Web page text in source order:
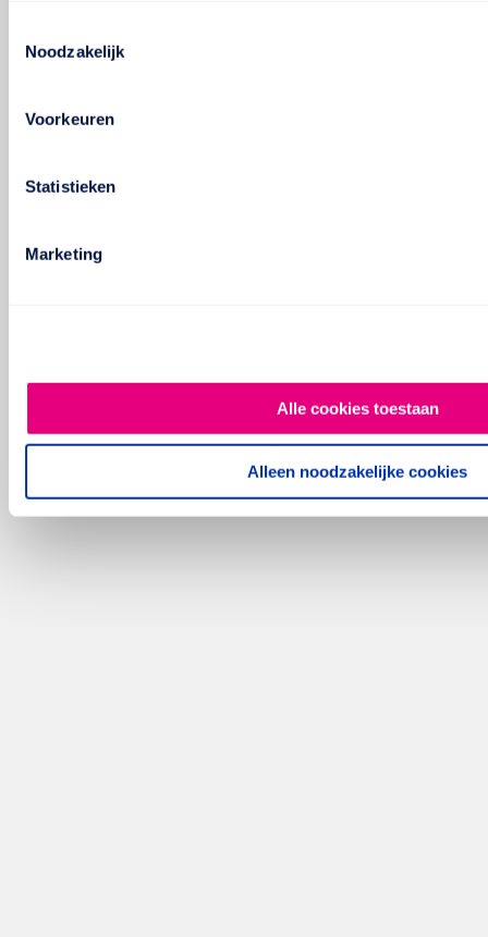
Noodzakelijk
Voorkeuren
Statistieken
Marketing
Alle cookies toestaan
Alleen noodzakelijke cookies